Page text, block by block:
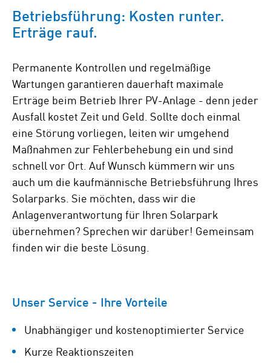
Betriebsführung: Kosten runter.
Erträge rauf.
Permanente Kontrollen und regelmäßige
Wartungen garantieren dauerhaft maximale
Erträge beim Betrieb Ihrer PV-Anlage - denn jeder
Ausfall kostet Zeit und Geld. Sollte doch einmal
eine Störung vorliegen, leiten wir umgehend
Maßnahmen zur Fehlerbehebung ein und sind
schnell vor Ort. Auf Wunsch kümmern wir uns
auch um die kaufmännische Betriebsführung Ihres
Solarparks. Sie möchten, dass wir die
Anlagenverantwortung für Ihren Solarpark
übernehmen? Sprechen wir darüber! Gemeinsam
finden wir die beste Lösung.
Unser Service - Ihre Vorteile
Unabhängiger und kostenoptimierter Service
Kurze Reaktionszeiten